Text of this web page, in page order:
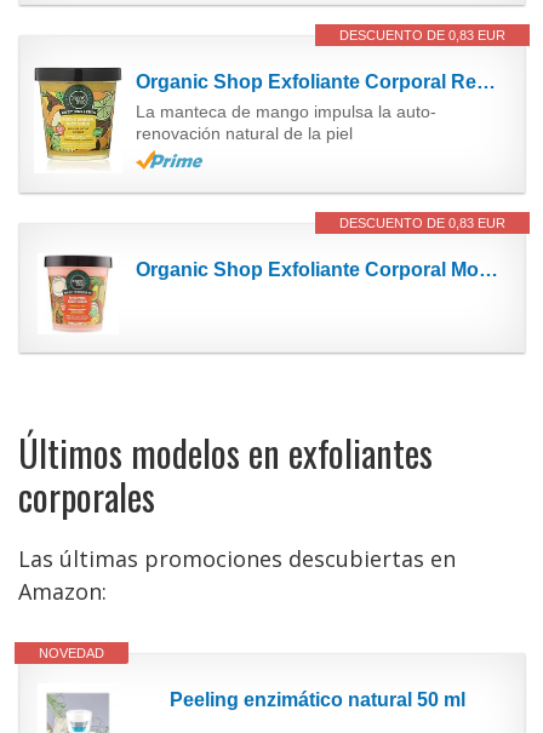
DESCUENTO DE 0,83 EUR
Organic Shop Exfoliante Corporal Renovación Instantánea Sorbete de Azúcar de Mango - 450 ml
La manteca de mango impulsa la auto-
renovación natural de la piel
DESCUENTO DE 0,83 EUR
Organic Shop Exfoliante Corporal Modelador Mezcla Tropical - 450 ml
Últimos modelos en exfoliantes
corporales
Las últimas promociones descubiertas en
Amazon:
NOVEDAD
Peeling enzimático natural 50 ml